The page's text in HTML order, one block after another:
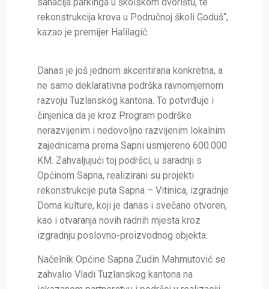
rekonstrukcija krova u Područnoj školi Goduš“,
kazao je premijer Halilagić.
Danas je još jednom akcentirana konkretna, a
ne samo deklarativna podrška ravnomjernom
razvoju Tuzlanskog kantona. To potvrđuje i
činjenica da je kroz Program podrške
nerazvijenim i nedovoljno razvijenim lokalnim
zajednicama prema Sapni usmjereno 600.000
KM. Zahvaljujući toj podršci, u saradnji s
Općinom Sapna, realizirani su projekti
rekonstrukcije puta Sapna – Vitinica, izgradnje
Doma kulture, koji je danas i svečano otvoren,
kao i otvaranja novih radnih mjesta kroz
izgradnju poslovno-proizvodnog objekta.
Načelnik Općine Sapna Zudin Mahmutović se
zahvalio Vladi Tuzlanskog kantona na